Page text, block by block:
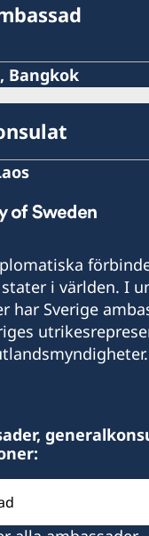
Bangkok
under arbetstid:
974
efter arbetstid
99 (akuta
i världen. I
har Sverige